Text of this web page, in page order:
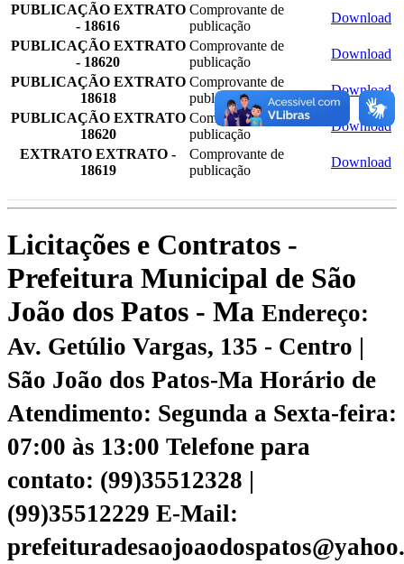
PUBLICAÇÃO EXTRATO
- 18616
Comprovante de
publicação
Download
PUBLICAÇÃO EXTRATO
- 18620
Comprovante de
publicação
Download
PUBLICAÇÃO EXTRATO
18618
Comprovante de
publicação
Download
PUBLICAÇÃO EXTRATO
18620
Comprovante de
publicação
Download
EXTRATO EXTRATO -
18619
Comprovante de
publicação
Download
Licitações e Contratos -
Prefeitura Municipal de São
João dos Patos - Ma Endereço:
Av. Getúlio Vargas, 135 - Centro |
São João dos Patos-Ma Horário de
Atendimento: Segunda a Sexta-feira:
07:00 às 13:00 Telefone para
contato: (99)35512328 |
(99)35512229 E-Mail: